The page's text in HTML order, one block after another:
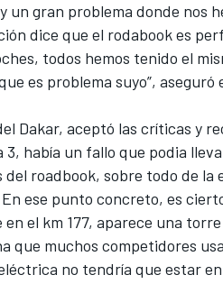
un gran problema donde nos
dice que el rodabook es
todos hemos tenido el
es problema suyo”,
Dakar, aceptó las críticas y
había un fallo que podia
del roadbook, sobre todo de la
ese punto concreto, es
el km 177, aparece una
que muchos competidores
no tendría que estar